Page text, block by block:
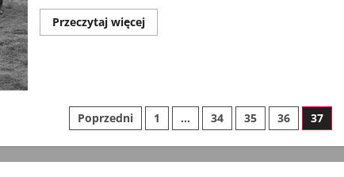
Przeczytaj więcejPrzeczytaj
więcej
Stronicowanie
wpisów
Poprzedni 1 … 34 35 36 37